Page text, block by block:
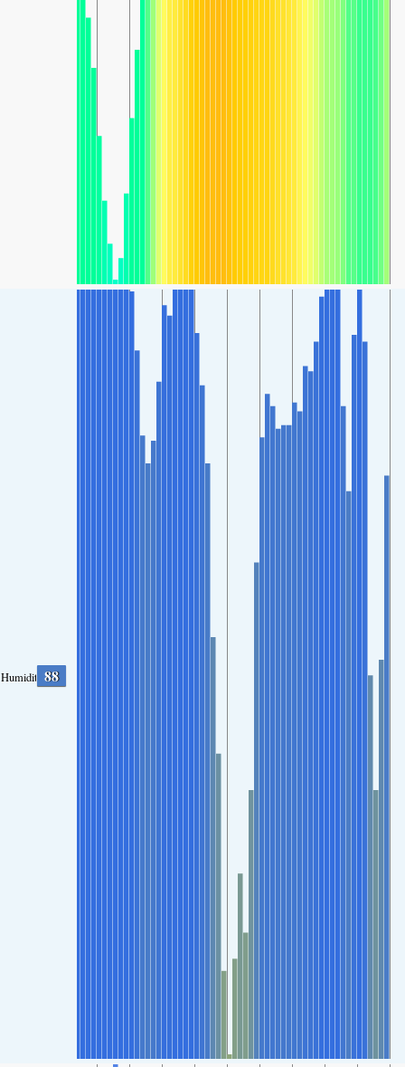
Humidity 88